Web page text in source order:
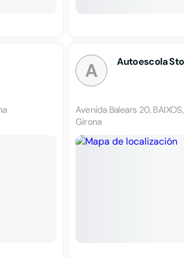
A Autoescola
Avenida Balears 20, BAIXOS,
Girona